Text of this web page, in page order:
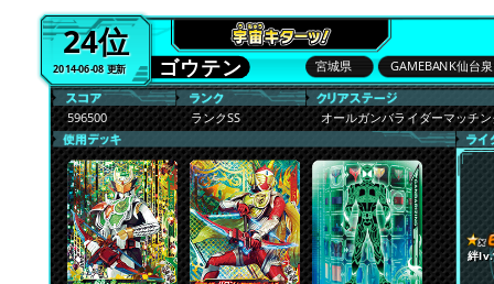
24位
2014-06-08 更新 ゴウテン 宮城県 GAMEBANK仙台泉
596500 ランクSS オールガンバライダーマッチ
絆